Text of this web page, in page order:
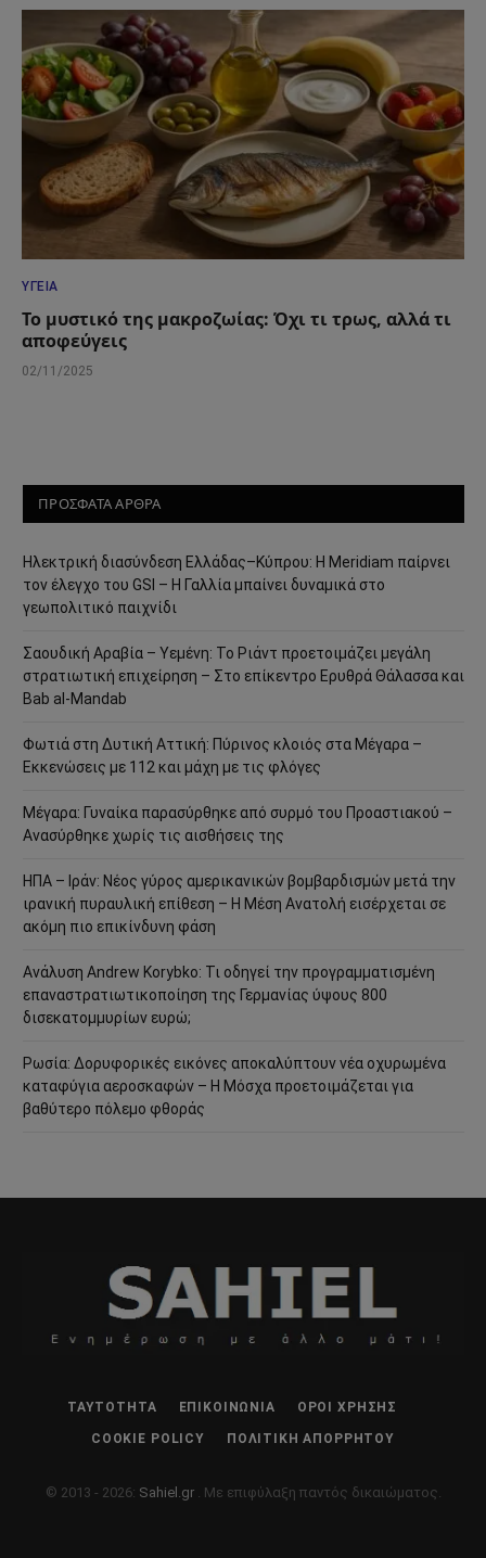
ΥΓΕΊΑ
Το μυστικό της μακροζωίας: Όχι τι τρως, αλλά τι
αποφεύγεις
02/11/2025
ΠΡΟΣΦΑΤΑ ΑΡΘΡΑ
Ηλεκτρική διασύνδεση Ελλάδας–Κύπρου: Η Meridiam παίρνει
τον έλεγχο του GSI – Η Γαλλία μπαίνει δυναμικά στο
γεωπολιτικό παιχνίδι
Σαουδική Αραβία – Υεμένη: Το Ριάντ προετοιμάζει μεγάλη
στρατιωτική επιχείρηση – Στο επίκεντρο Ερυθρά Θάλασσα και
Bab al-Mandab
Φωτιά στη Δυτική Αττική: Πύρινος κλοιός στα Μέγαρα –
Εκκενώσεις με 112 και μάχη με τις φλόγες
Μέγαρα: Γυναίκα παρασύρθηκε από συρμό του Προαστιακού –
Ανασύρθηκε χωρίς τις αισθήσεις της
ΗΠΑ – Ιράν: Νέος γύρος αμερικανικών βομβαρδισμών μετά την
ιρανική πυραυλική επίθεση – Η Μέση Ανατολή εισέρχεται σε
ακόμη πιο επικίνδυνη φάση
Ανάλυση Andrew Korybko: Τι οδηγεί την προγραμματισμένη
επαναστρατιωτικοποίηση της Γερμανίας ύψους 800
δισεκατομμυρίων ευρώ;
Ρωσία: Δορυφορικές εικόνες αποκαλύπτουν νέα οχυρωμένα
καταφύγια αεροσκαφών – Η Μόσχα προετοιμάζεται για
βαθύτερο πόλεμο φθοράς
ΤΑΥΤΌΤΗΤΑ ΕΠΙΚΟΙΝΩΝΊΑ ΌΡΟΙ ΧΡΉΣΗΣ
COOKIE POLICY ΠΟΛΙΤΙΚΉ ΑΠΟΡΡΉΤΟΥ
© 2013 - 2026: Sahiel.gr . Με επιφύλαξη παντός δικαιώματος.